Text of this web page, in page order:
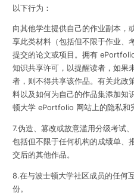
以下行为：
向其他学生提供自己的作业副本，
享此类材料（包括但不限于作业、
提交的论文或项目。拥有
知识共享许可，以提醒读​​者，如果
者，则不得共享该作品。有关此
料以及如何为自己的作品集添加知
顿大学 ePortfolio 网站上的隐私和
7.伪造、篡改或故意滥用分级考试
包括但不限于任何机构的成绩单、
交后的其他作品。
8.在与波士顿大学社区成员的任何
份。